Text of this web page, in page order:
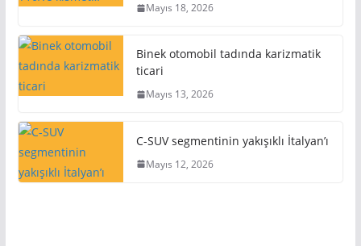
Mayıs 18, 2026
Binek otomobil tadında karizmatik
ticari
Mayıs 13, 2026
C-SUV segmentinin yakışıklı İtalyan’ı
Mayıs 12, 2026